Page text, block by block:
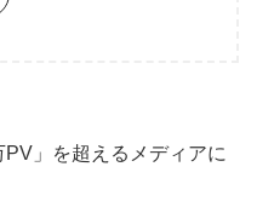
」を超えるメディアに